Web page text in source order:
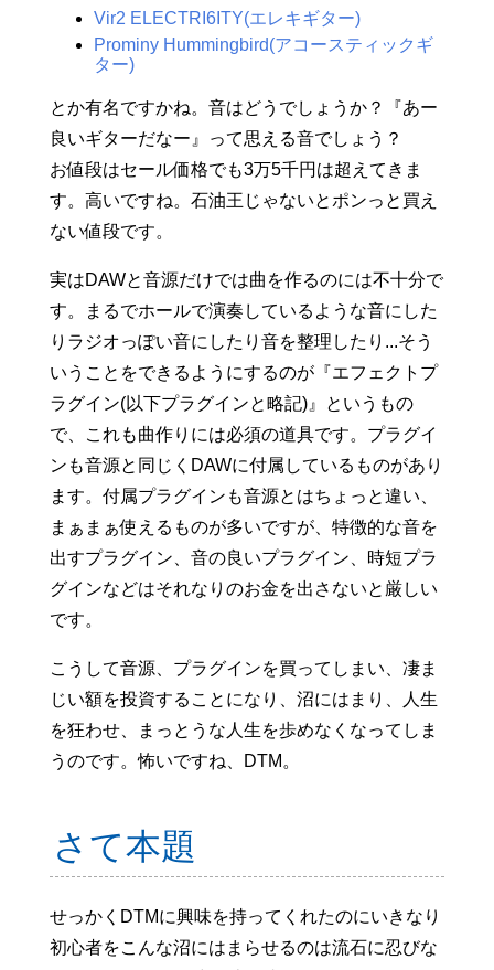
Vir2 ELECTRI6ITY(エレキギター)
Prominy Hummingbird(アコースティックギ
ター)
とか有名ですかね。音はどうでしょうか？『あー
良いギターだなー』って思える音でしょう？
お値段はセール価格でも3万5千円は超えてきま
す。高いですね。石油王じゃないとポンっと買え
ない値段です。
実はDAWと音源だけでは曲を作るのには不十分で
す。まるでホールで演奏しているような音にした
りラジオっぽい音にしたり音を整理したり...そう
いうことをできるようにするのが『エフェクトプ
ラグイン(以下プラグインと略記)』というもの
で、これも曲作りには必須の道具です。プラグイ
ンも音源と同じくDAWに付属しているものがあり
ます。付属プラグインも音源とはちょっと違い、
まぁまぁ使えるものが多いですが、特徴的な音を
出すプラグイン、音の良いプラグイン、時短プラ
グインなどはそれなりのお金を出さないと厳しい
です。
こうして音源、プラグインを買ってしまい、凄ま
じい額を投資することになり、沼にはまり、人生
を狂わせ、まっとうな人生を歩めなくなってしま
うのです。怖いですね、DTM。
さて本題
せっかくDTMに興味を持ってくれたのにいきなり
初心者をこんな沼にはまらせるのは流石に忍びな